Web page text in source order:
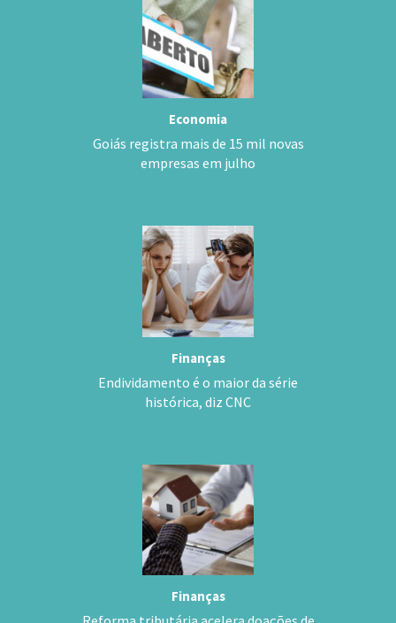
Economia
Goiás registra mais de 15 mil novas
empresas em julho
Finanças
Endividamento é o maior da série
histórica, diz CNC
Finanças